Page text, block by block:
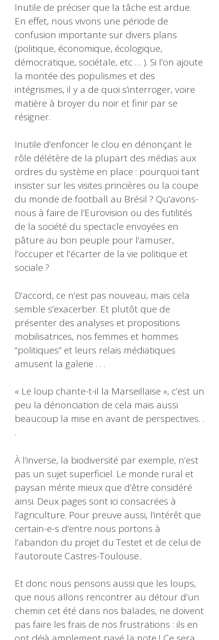
Inutile de préciser que la tâche est ardue.
En effet, nous vivons une période de
confusion importante sur divers plans
(politique, économique, écologique,
démocratique, sociétale, etc … ). Si l’on ajoute
la montée des populismes et des
intégrismes, il y a de quoi s’interroger, voire
matière à broyer du noir et finir par se
résigner.
Inutile d’enfoncer le clou en dénonçant le
rôle délétère de la plupart des médias aux
ordres du système en place : pourquoi tant
insister sur les visites princières ou la coupe
du monde de football au Brésil ? Qu’avons-
nous à faire de l’Eurovision ou des futilités
de la société du spectacle envoyées en
pâture au bon peuple pour l’amuser,
l’occuper et l’écarter de la vie politique et
sociale ?
D’accord, ce n’est pas nouveau, mais cela
semble s’exacerber. Et plutôt que de
présenter des analyses et propositions
mobilisatrices, nos femmes et hommes
“politiques” et leurs relais médiatiques
amusent la galerie . . .
« Le loup chante-t-il la Marseillaise », c’est un
peu la dénonciation de cela mais aussi
beaucoup la mise en avant de perspectives. .
.
À l’inverse, la biodiversité par exemple, n’est
pas un sujet superficiel. Le monde rural et
paysan mérite mieux que d’être considéré
ainsi. Deux pages sont ici consacrées à
l’agriculture. Pour preuve aussi, l’intérêt que
certain-e-s d’entre nous portons à
l’abandon du projet du Testet et de celui de
l’autoroute Castres-Toulouse..
Et donc nous pensons aussi que les loups,
que nous allons rencontrer au détour d’un
chemin cet été dans nos balades, ne doivent
pas faire les frais de nos frustrations : ils en